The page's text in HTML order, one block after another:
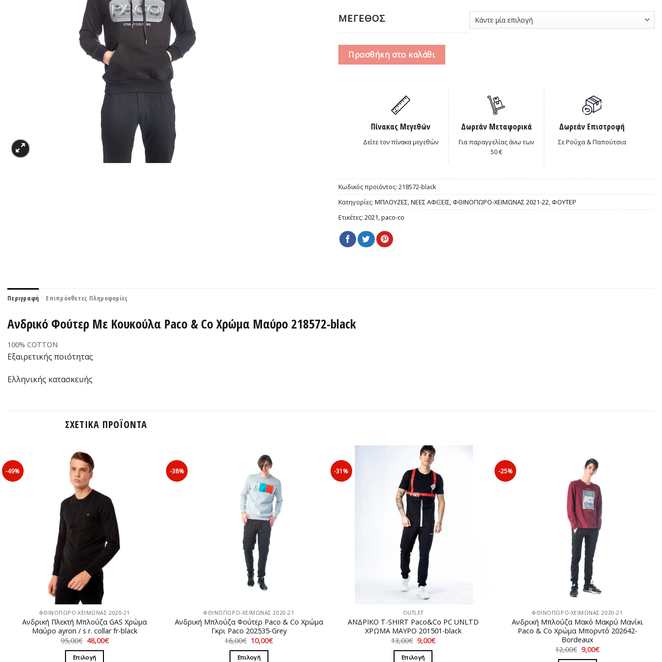
ΜΕΓΕΘΟΣ
Προσθήκη στο καλάθι
Πίνακας Μεγεθών
Δείτε τον πίνακα μεγεθών
Δωρεάν Μεταφορικά
Για παραγγελίας άνω των
50 €
Δωρεάν Επιστροφή
Σε Ρούχα & Παπούτσια
Κωδικός προϊόντος: 218572-black
Κατηγορίες: ΜΠΛΟΥΖΕΣ,ΝΕΕΣ ΑΦΙΞΕΙΣ, ΦΘΙΝΟΠΩΡΟ-ΧΕΙΜΩΝΑΣ 2021-22, ΦΟΥΤΕΡ
Ετικέτες: 2021,paco-co
Περιγραφή Επιπρόσθετες Πληροφορίες
Ανδρικό Φούτερ Με Κουκούλα Paco & Co Χρώμα Μαύρο 218572-black
100% COTTON
Εξαιρετικής ποιότητας
Ελληνικής κατασκευής
ΣΧΕΤΙΚΆ ΠΡΟΪΌΝΤΑ
-49%
ΦΘΙΝΟΠΩΡΟ-ΧΕΙΜΩΝΑΣ 2020-21
Ανδρική Πλεκτή Μπλούζα GAS Χρώμα
Μαύρο ayron / s r. collar fr-black
95,00€ Original
price
was:
48,00€Η
Επιλογή
-38%
ΦΘΙΝΟΠΩΡΟ-ΧΕΙΜΩΝΑΣ 2020-21
Ανδρική Μπλούζα Φούτερ Paco & Co Χρώμα
Γκρι Paco 202535-Grey
16,00€ Original
price
was:
10,00€Η
Επιλογή
-31%
OUTLET
ΑΝΔΡΙΚΟ T-SHIRT Paco&Co PC UNLTD
ΧΡΩΜΑ ΜΑΥΡΟ 201501-black
13,00€ Original
price
was:
9,00€Η
Επιλογή
-25%
ΦΘΙΝΟΠΩΡΟ-ΧΕΙΜΩΝΑΣ 2020-21
Ανδρική Μπλούζα Mακό Μακρύ Μανίκι
Paco & Co Χρώμα Μπορντό 202642-
Βordeaux
12,00€ Original
price
9,00€Η